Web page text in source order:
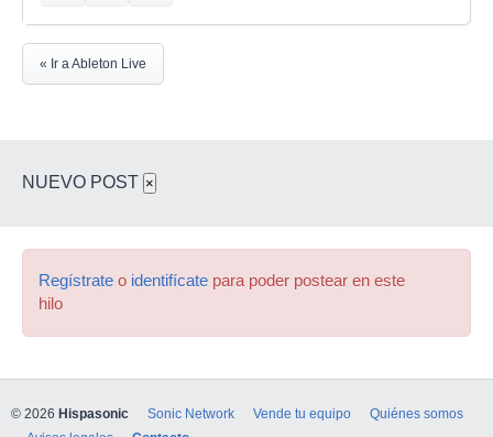
« Ir a Ableton Live
NUEVO POST ×
Regístrate o identifícate para poder postear en este
hilo
© 2026 Hispasonic Sonic Network Vende tu equipo
Quiénes somos